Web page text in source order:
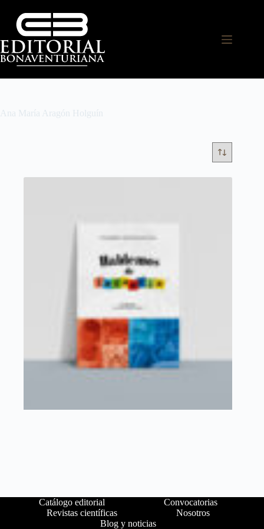
Ana María Aragón Holguín
Catálogo editorial
Convocatorias
Revistas científicas
Nosotros
Blog y noticias